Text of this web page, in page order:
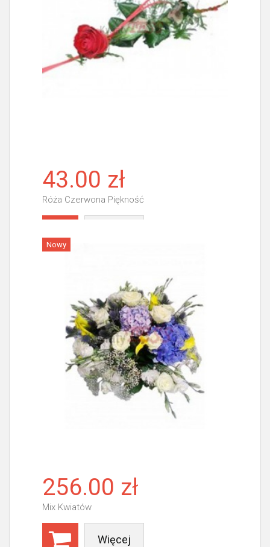
43.00 zł
Róża Czerwona Piękność
Nowy
256.00 zł
Mix Kwiatów
Więcej